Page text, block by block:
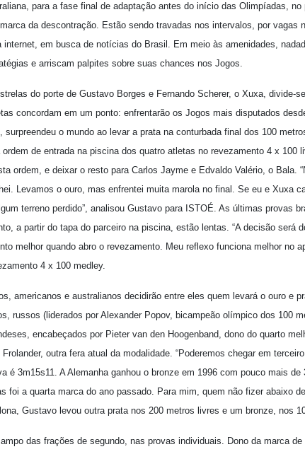
para a fase final de adaptação antes do início das Olimpíadas,
da descontração. Estão sendo travadas nos intervalos, por vagas
internet, em busca de notícias do Brasil. Em meio às amenidades,
e arriscam palpites sobre suas chances nos Jogos.
do porte de Gustavo Borges e Fernando Scherer, o Xuxa, divide-
concordam em um ponto: enfrentarão os Jogos mais disputados
surpreendeu o mundo ao levar a prata na conturbada final dos 100
de entrada na piscina dos quatro atletas no revezamento 4 x 100
ordem, e deixar o resto para Carlos Jayme e Edvaldo Valério, o Bala.
Levamos o ouro, mas enfrentei muita marola no final. Se eu e Xuxa
terreno perdido”, analisou Gustavo para ISTOÉ. As últimas provas
a partir do tapa do parceiro na piscina, estão lentas. “A decisão será
melhor quando abro o revezamento. Meu reflexo funciona melhor no
4 x 100 medley.
americanos e australianos decidirão entre eles quem levará o ouro e
russos (liderados por Alexander Popov, bicampeão olímpico dos 100
encabeçados por Pieter van den Hoogenband, dono do quarto
outra fera atual da modalidade. “Poderemos chegar em
é 3m15s11. A Alemanha ganhou o bronze em 1996 com pouco mais
foi a quarta marca do ano passado. Para mim, quem não fizer abaixo
Gustavo levou outra prata nos 200 metros livres e um bronze, nos
das frações de segundo, nas provas individuais. Dono da marca